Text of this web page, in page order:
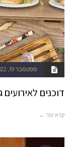
ספטמבר 19, 2022
דוכנים לאירועים
קרא עוד ←